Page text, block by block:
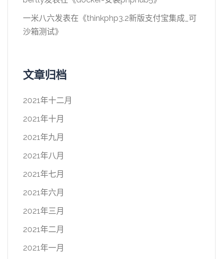
一米八六发表在《thinkphp3.2新版支付宝集成_可
沙箱测试》
文章归档
2021年十二月
2021年十月
2021年九月
2021年八月
2021年七月
2021年六月
2021年三月
2021年二月
2021年一月